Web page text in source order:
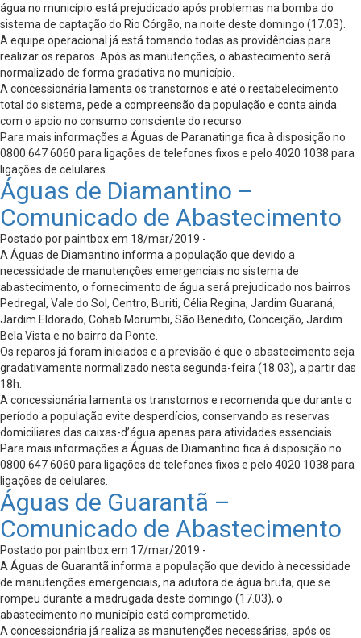
água no município está prejudicado após problemas na bomba do
sistema de captação do Rio Córgão, na noite deste domingo (17.03).
A equipe operacional já está tomando todas as providências para
realizar os reparos. Após as manutenções, o abastecimento será
normalizado de forma gradativa no município.
A concessionária lamenta os transtornos e até o restabelecimento
total do sistema, pede a compreensão da população e conta ainda
com o apoio no consumo consciente do recurso.
Para mais informações a Águas de Paranatinga fica à disposição no
0800 647 6060 para ligações de telefones fixos e pelo 4020 1038 para
ligações de celulares.
Águas de Diamantino –
Comunicado de Abastecimento
Postado por paintbox em 18/mar/2019 -
A Águas de Diamantino informa a população que devido a
necessidade de manutenções emergenciais no sistema de
abastecimento, o fornecimento de água será prejudicado nos bairros
Pedregal, Vale do Sol, Centro, Buriti, Célia Regina, Jardim Guaraná,
Jardim Eldorado, Cohab Morumbi, São Benedito, Conceição, Jardim
Bela Vista e no bairro da Ponte.
Os reparos já foram iniciados e a previsão é que o abastecimento seja
gradativamente normalizado nesta segunda-feira (18.03), a partir das
18h.
A concessionária lamenta os transtornos e recomenda que durante o
período a população evite desperdícios, conservando as reservas
domiciliares das caixas-d’água apenas para atividades essenciais.
Para mais informações a Águas de Diamantino fica à disposição no
0800 647 6060 para ligações de telefones fixos e pelo 4020 1038 para
ligações de celulares.
Águas de Guarantã –
Comunicado de Abastecimento
Postado por paintbox em 17/mar/2019 -
A Águas de Guarantã informa a população que devido à necessidade
de manutenções emergenciais, na adutora de água bruta, que se
rompeu durante a madrugada deste domingo (17.03), o
abastecimento no município está comprometido.
A concessionária já realiza as manutenções necessárias, após os